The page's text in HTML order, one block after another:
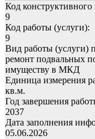
Код
9
Код работы (услуги):
9
Вид работы (услуги)
ремонт подвальных
имуществу в МКД
Единица измерения
кв.м.
Год завершения
2037
Дата заполнения
05.06.2026